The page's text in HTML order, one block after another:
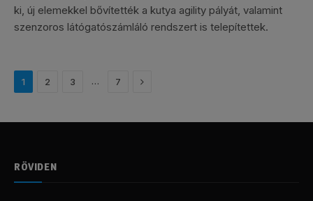
ki, új elemekkel bővítették a kutya agility pályát, valamint
szenzoros látógatószámláló rendszert is telepítettek.
1 2 3 … 7 Következő
RÖVIDEN